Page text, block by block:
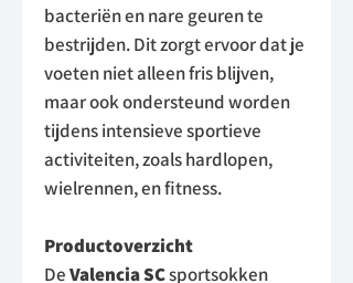
bacteriën en nare geuren te
bestrijden. Dit zorgt ervoor dat je
voeten niet alleen fris blijven,
maar ook ondersteund worden
tijdens intensieve sportieve
activiteiten, zoals hardlopen,
wielrennen, en fitness.
Productoverzicht
DeValencia SCsportsokken